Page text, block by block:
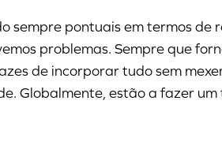
sempre pontuais em termos de
problemas. Sempre que
de incorporar tudo sem
Globalmente, estão a fazer